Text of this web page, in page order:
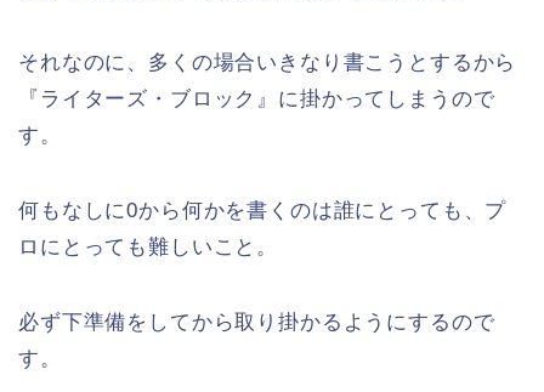
それなのに、多くの場合いきなり書こうとするから
『ライターズ・ブロック』に掛かってしまうので
す。
何もなしに0から何かを書くのは誰にとっても、プ
ロにとっても難しいこと。
必ず下準備をしてから取り掛かるようにするので
す。